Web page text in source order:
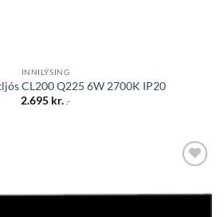
INNILÝSING
CL200 Q225 6W 2700K IP20
2.695 kr. .-